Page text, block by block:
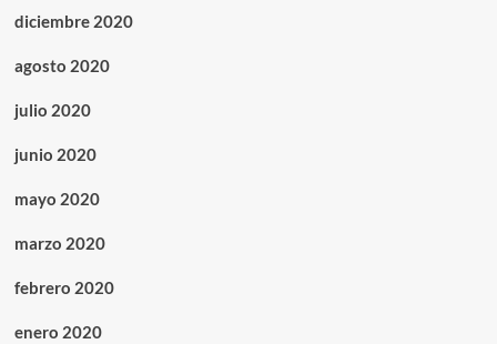
diciembre 2020
agosto 2020
julio 2020
junio 2020
mayo 2020
marzo 2020
febrero 2020
enero 2020